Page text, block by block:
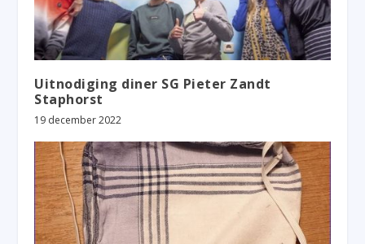
Uitnodiging diner SG Pieter Zandt
Staphorst
19 december 2022